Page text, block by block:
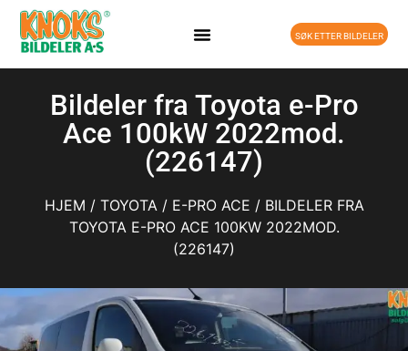
SØK ETTER BILDELER
Bildeler fra Toyota e-Pro
Ace 100kW 2022mod.
(226147)
HJEM / TOYOTA/ E-PRO ACE / BILDELER FRA
TOYOTA E-PRO ACE 100KW 2022MOD.
(226147)